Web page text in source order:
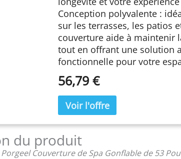
Conception polyvalente :
sur les terrasses, les patios
couverture aide à maintenir
tout en offrant une solution
fonctionnelle pour votre
56,79 €
du produit
Porgeel Couverture de Spa Gonflable de 53